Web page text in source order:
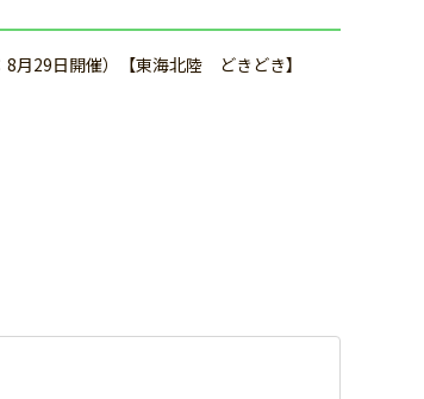
月29日開催）【東海北陸 どきどき】